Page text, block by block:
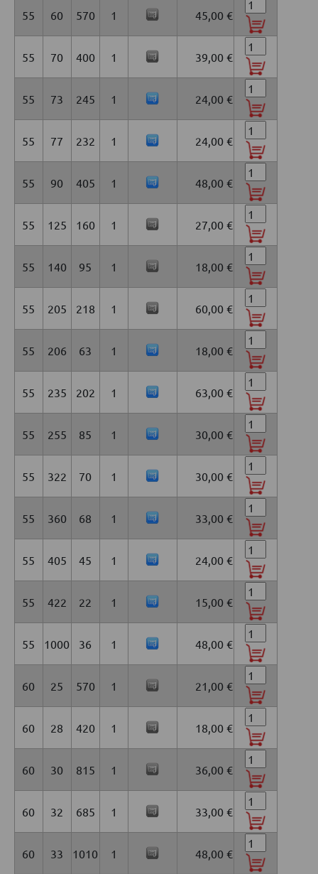
55 60 570 1 45,00 €
55 70 400 1 39,00 €
55 73 245 1 24,00 €
55 77 232 1 24,00 €
55 90 405 1 48,00 €
55 125 160 1 27,00 €
55 140 95 1 18,00 €
55 205 218 1 60,00 €
55 206 63 1 18,00 €
55 235 202 1 63,00 €
55 255 85 1 30,00 €
55 322 70 1 30,00 €
55 360 68 1 33,00 €
55 405 45 1 24,00 €
55 422 22 1 15,00 €
55 1000 36 1 48,00 €
60 25 570 1 21,00 €
60 28 420 1 18,00 €
60 30 815 1 36,00 €
60 32 685 1 33,00 €
60 33 1010 1 48,00 €